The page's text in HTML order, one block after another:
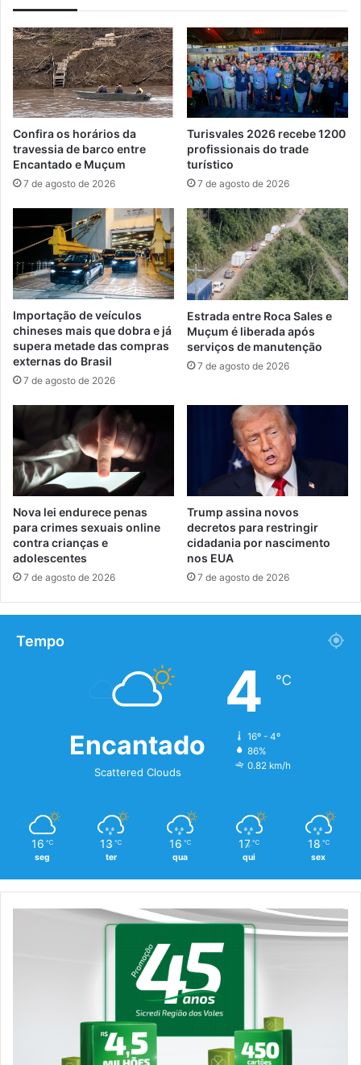
Confira os horários da
travessia de barco entre
Encantado e Muçum
7 de agosto de 2026
Turisvales 2026 recebe 1200
profissionais do trade
turístico
7 de agosto de 2026
Importação de veículos
chineses mais que dobra e já
supera metade das compras
externas do Brasil
7 de agosto de 2026
Estrada entre Roca Sales e
Muçum é liberada após
serviços de manutenção
7 de agosto de 2026
Nova lei endurece penas
para crimes sexuais online
contra crianças e
adolescentes
7 de agosto de 2026
Trump assina novos
decretos para restringir
cidadania por nascimento
nos EUA
7 de agosto de 2026
Tempo
Encantado
Scattered Clouds
4 ℃
16º - 4º
86%
0.82 km/h
16 ℃
seg
13 ℃
ter
16 ℃
qua
17 ℃
qui
18 ℃
sex